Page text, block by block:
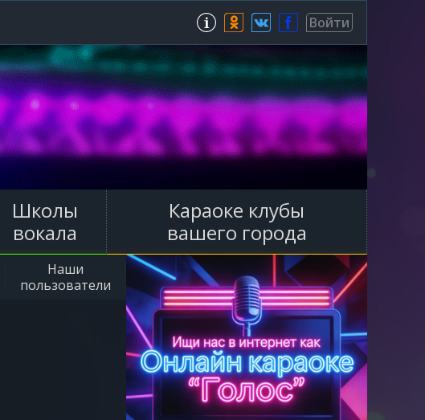
Зарегистрироваться
Войти
Школы
вокала
Караоке клубы
вашего города
Наши
пользователи